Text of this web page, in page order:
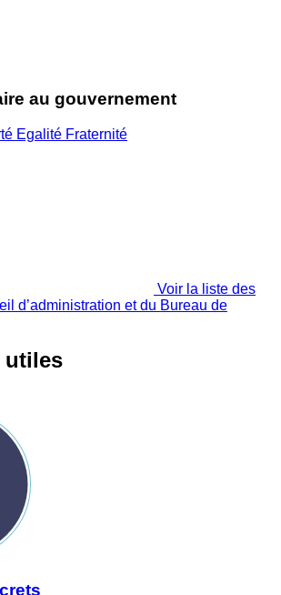
au gouvernement
Voir la liste des
d’administration et du Bureau de
utiles